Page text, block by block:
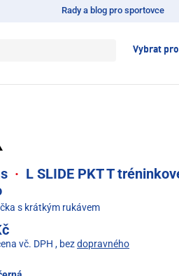
Rady a blog pro sportovce
Vybrat
· L SLIDE PKT T
s krátkým rukávem
vč. DPH , bezdopravného